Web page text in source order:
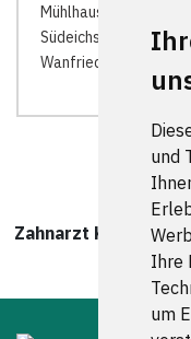
und
Ihre
um
Mühlhausen/Thüringen
Südeichsfeld |
Wanfried |
Zahnarzt Küllstedt
um